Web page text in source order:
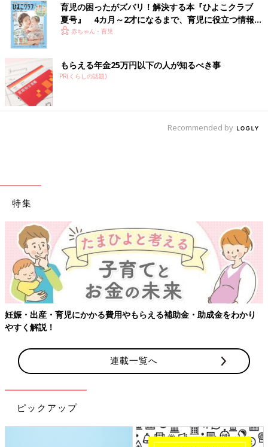
育児の困ったがズバリ！解決する本『ひよこクラブ
夏号』 4カ月～2才になるまで、育児に役立つ情報が
いっぱい！
赤ちゃん・育児
もらえる年金25万円以下の人が知るべき事
PR(くらしの話題)
Recommended by
特集
妊娠・出産・育児にかかる費用やもらえる補助金・助成金をわかり
やすく解説！
連載一覧へ
ピックアップ